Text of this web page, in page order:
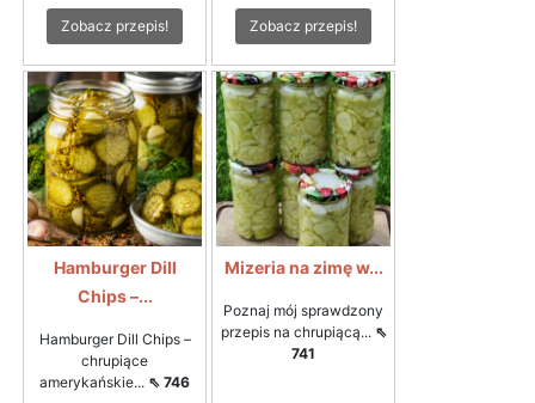
Zobacz przepis! Zobacz przepis!
Hamburger Dill
Chips –...
Hamburger Dill Chips –
chrupiące
amerykańskie... ⇖ 746
Mizeria na zimę w...
Poznaj mój sprawdzony
przepis na chrupiącą... ⇖
741